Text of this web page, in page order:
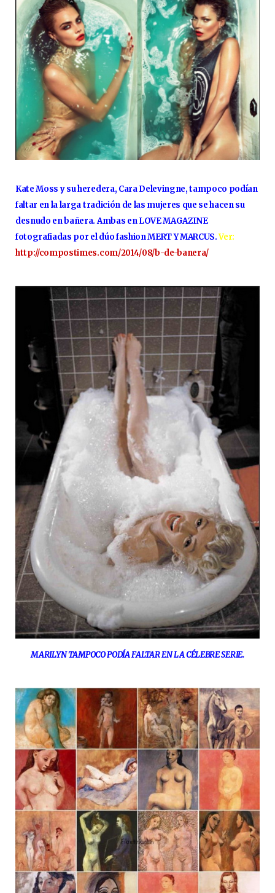
Kate Moss y su heredera, Cara Delevingne, tampoco podían
faltar en la larga tradición de las mujeres que se hacen su
desnudo en bañera. Ambas en LOVE MAGAZINE
fotografiadas por el dúo fashion MERT Y MARCUS. Ver:
http://compostimes.com/2014/08/b-de-banera/
MARILYN TAMPOCO PODÍA FALTAR EN LA CÉLEBRE SERIE.